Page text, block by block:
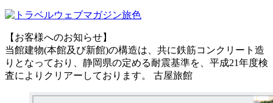
【お客様へのお知らせ】
当館建物(本館及び新館)の構造は、共に鉄筋コンクリート造
りとなっており、静岡県の定める耐震基準を、平成21年度検
査によりクリアーしております。 古屋旅館